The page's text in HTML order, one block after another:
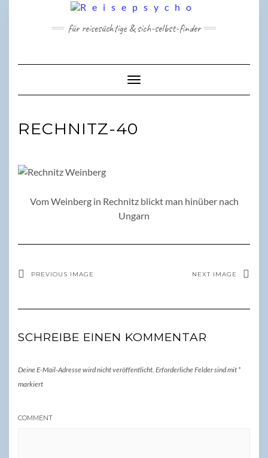
für reisesüchtige & sich-selbst-finder
Toggle Navigation
RECHNITZ-40
Vom Weinberg in Rechnitz blickt man hinüber nach
Ungarn
PREVIOUS IMAGE NEXT IMAGE
SCHREIBE EINEN KOMMENTAR
Deine E-Mail-Adresse wird nicht veröffentlicht. Erforderliche Felder sind mit *
markiert
COMMENT